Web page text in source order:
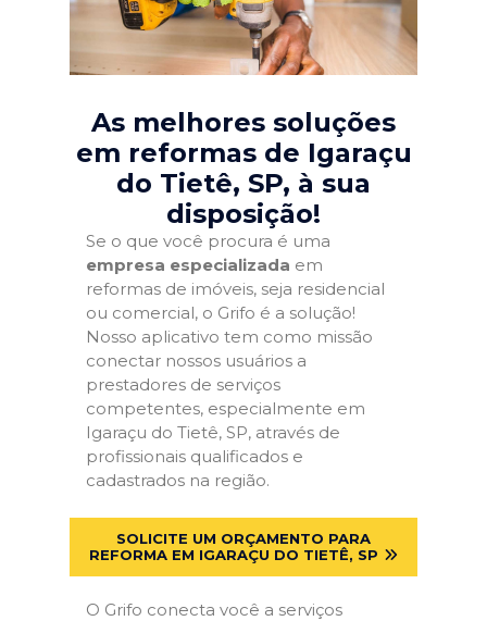
As melhores soluções
em reformas de Igaraçu
do Tietê, SP, à sua
disposição!
Se o que você procura é uma
empresa especializada em
reformas de imóveis, seja residencial
ou comercial, o Grifo é a solução!
Nosso aplicativo tem como missão
conectar nossos usuários a
prestadores de serviços
competentes, especialmente em
Igaraçu do Tietê, SP, através de
profissionais qualificados e
cadastrados na região.
SOLICITE UM ORÇAMENTO PARA
REFORMA EM IGARAÇU DO TIETÊ, SP
O Grifo conecta você a serviços